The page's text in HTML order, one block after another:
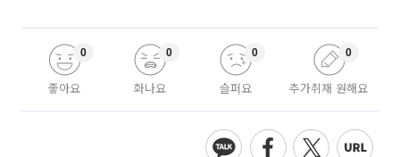
좋아요
0
화나요
0
슬퍼요
0
추가취재 원해요
0